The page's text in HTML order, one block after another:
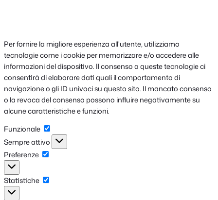
Per fornire la migliore esperienza all'utente, utilizziamo
tecnologie come i cookie per memorizzare e/o accedere alle
informazioni del dispositivo. Il consenso a queste tecnologie ci
consentirà di elaborare dati quali il comportamento di
navigazione o gli ID univoci su questo sito. Il mancato consenso
o la revoca del consenso possono influire negativamente su
alcune caratteristiche e funzioni.
Funzionale
Funzionale
Sempre attivo
Preferenze
Preferenze
Statistiche
Statistiche